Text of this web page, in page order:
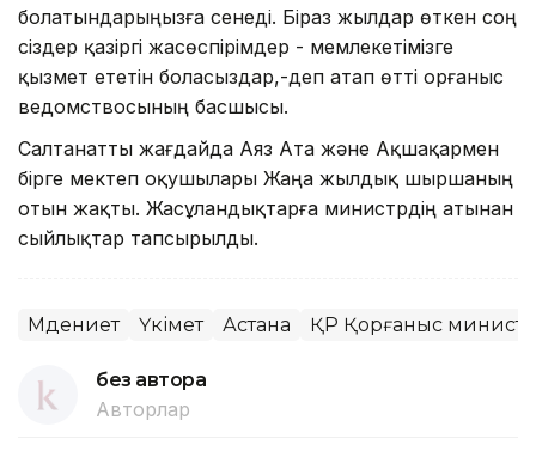
болатындарыңызға сенеді. Біраз жылдар өткен соң
сіздер қазіргі жасөспірімдер - мемлекетімізге
қызмет ететін боласыздар,-деп атап өтті Қорғаныс
ведомствосының басшысы.
Салтанатты жағдайда Аяз Ата және Ақшақармен
бірге мектеп оқушылары Жаңа жылдық шыршаның
отын жақты. Жасұландықтарға министрдің атынан
сыйлықтар тапсырылды.
Мәдениет Үкімет Астана ҚР Қорғаныс
без автора
Авторлар